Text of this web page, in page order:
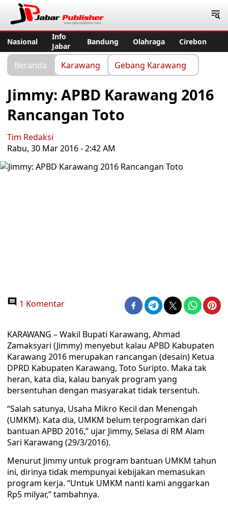
Nasional
Info
Jabar
Bandung Olahraga Cirebon
Beranda Karawang Gebang Karawang
Jimmy: APBD Karawang 2016
Rancangan Toto
Tim Redaksi
Rabu, 30 Mar 2016 - 2:42 AM
1 Komentar
KARAWANG – Wakil Bupati Karawang, Ahmad
Zamaksyari (Jimmy) menyebut kalau APBD Kabupaten
Karawang 2016 merupakan rancangan (desain) Ketua
DPRD Kabupaten Karawang, Toto Suripto. Maka tak
heran, kata dia, kalau banyak program yang
bersentuhan dengan masyarakat tidak tersentuh.
“Salah satunya, Usaha Mikro Kecil dan Menengah
(UMKM). Kata dia, UMKM belum terpogramkan dari
bantuan APBD 2016,” ujar Jimmy, Selasa di RM Alam
Sari Karawang (29/3/2016).
Menurut Jimmy untuk program bantuan UMKM tahun
ini, dirinya tidak mempunyai kebijakan memasukan
program kerja. “Untuk UMKM nanti kami anggarkan
Rp5 milyar,” tambahnya.